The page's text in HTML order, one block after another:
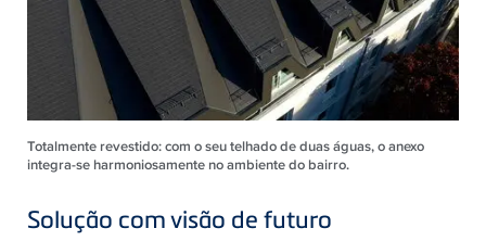
Totalmente revestido: com o seu telhado de duas águas, o anexo
integra-se harmoniosamente no ambiente do bairro.
Solução com visão de futuro